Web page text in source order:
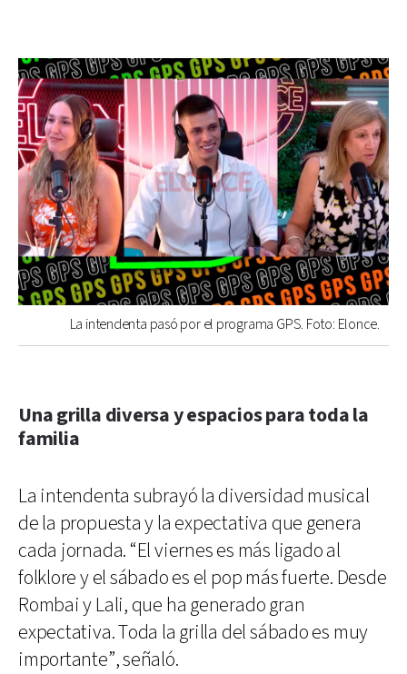
La intendenta pasó por el programa GPS. Foto: Elonce.
Una grilla diversa y espacios para toda la
familia
La intendenta subrayó la diversidad musical
de la propuesta y la expectativa que genera
cada jornada. “El viernes es más ligado al
folklore y el sábado es el pop más fuerte. Desde
Rombai y Lali, que ha generado gran
expectativa. Toda la grilla del sábado es muy
importante”, señaló.